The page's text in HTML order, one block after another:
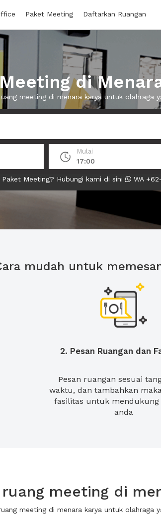
Paket Meeting Daftarkan Ruangan
di
meeting di menara karya untuk olahraga
Mulai
17:00
Paket Meeting? Hubungi kami di sini WA
mudah untuk
2. Pesan Ruangan dan
Pesan ruangan sesuai
waktu, dan tambahkan
fasilitas untuk mendukung
anda
ruang meeting di
meeting di menara karya untuk olahraga